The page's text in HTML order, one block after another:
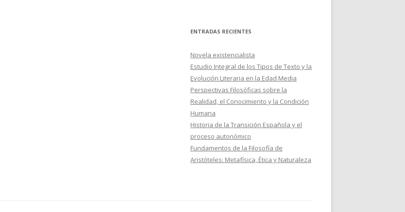
ENTRADAS RECIENTES
Novela existencialista
Estudio Integral de los Tipos de Texto y la
Evolución Literaria en la Edad Media
Perspectivas Filosóficas sobre la
Realidad, el Conocimiento y la Condición
Humana
Historia de la Transición Española y el
proceso autonómico
Fundamentos de la Filosofía de
Aristóteles: Metafísica, Ética y Naturaleza